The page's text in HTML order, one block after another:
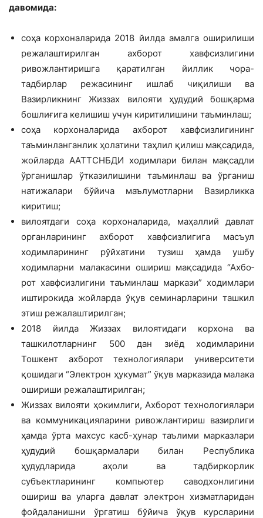
давомида:
соҳа корхоналарида 2018 йилда амалга оширилиши
режалаштирилган ах­борот хавфсизлигини
ривожлантиришга қаратилган йиллик чора-
тадбирлар ре­жасининг ишлаб чиқилиши ва
Вазирлик­нинг Жиззах вилояти ҳудудий бошқарма
бошлиғига келишиш учун киритилишини таъминлаш;
соҳа корхоналарида ахборот хавф­сизлигининг
таъминланганлик ҳолатини таҳлил қилиш мақсадида,
жойларда ААТТСНБДИ ходимлари билан мақсадли
ўрганишлар ўтказилишини таъминлаш ва ўрганиш
натижалари бўйича маълумот­ларни Вазирликка
киритиш;
вилоятдаги соҳа корхоналарида, маҳаллий давлат
органларининг ахборот хавфсизлигига масъул
ходимларининг рўйхатини тузиш ҳамда ушбу
ходимлар­ни малакасини ошириш мақсадида “Ахбо­
рот хавфсизлигини таъминлаш маркази” ходимлари
иштирокида жойларда ўқув семинарларини ташкил
этиш режалашти­рилган;
2018 йилда Жиззах вилоятидаги корхона ва
ташкилотларнинг 500 дан зиёд ходимларини
Тошкент ахборот технологиялари университети
қошидаги “Электрон ҳукумат” ўқув марказида мала­ка
ошириши режалаштирилган;
Жиззах вилояти ҳокимлиги, Ахборот технологиялари
ва коммуникацияларини ривожлантириш вазирлиги
ҳамда ўрта махсус касб-ҳунар таълими марказлари
ҳудудий бошқармалари билан Республи­ка
ҳудудларида аҳоли ва тадбиркорлик
субъектларининг компьютер саводхонли­гини
ошириш ва уларга давлат электрон хизматларидан
фойдаланишни ўргатиш бўйича ўқув курсларини